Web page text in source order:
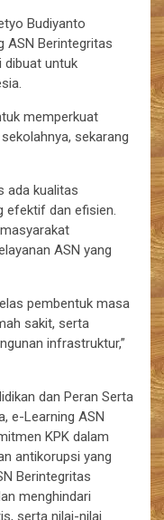
Budiyanto
ASN Berintegritas
dibuat untuk
memperkuat
sekarang
ada kualitas
efektif dan efisien.
ASN yang
pembentuk masa
sakit, serta
infrastruktur,”
dan Peran Serta
e-Learning ASN
KPK dalam
antikorupsi yang
Berintegritas
menghindari
serta nilai-nilai